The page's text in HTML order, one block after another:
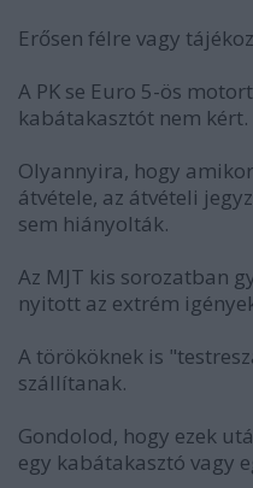
Erősen félre vagy
A PK se Euro 5-ös
kabátakasztót nem kért.
Olyannyira, hogy
átvétele, az átvételi
sem hiányolták.
Az MJT kis sorozatban
nyitott az extrém
A törököknek is
szállítanak.
Gondolod, hogy ezek
egy kabátakasztó vagy